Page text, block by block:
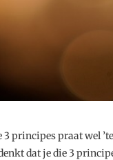
principes praat wel ’te
dat je die 3